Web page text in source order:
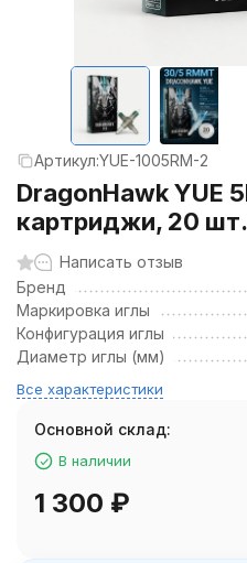
Артикул:YUE-1005RM-2
DragonHawk YUE
картриджи, 20 шт.
Написать отзыв
Бренд
Маркировка иглы
Конфигурация иглы
Диаметр иглы (мм)
Все характеристики
Основной склад:
В наличии
1 300 ₽